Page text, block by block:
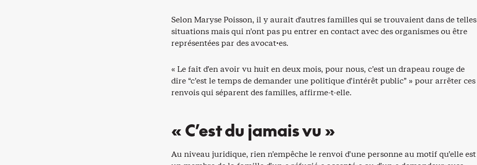
Selon Maryse Poisson, il y aurait d’autres familles qui se trouvaient dans de telles
situations mais qui n’ont pas pu entrer en contact avec des organismes ou être
représentées par des avocat·es.
« Le fait d’en avoir vu huit en deux mois, pour nous, c’est un drapeau rouge de
dire “c’est le temps de demander une politique d’intérêt public” » pour arrêter ces
renvois qui séparent des familles, affirme-t-elle.
« C’est du jamais vu »
Au niveau juridique, rien n’empêche le renvoi d’une personne au motif qu’elle est